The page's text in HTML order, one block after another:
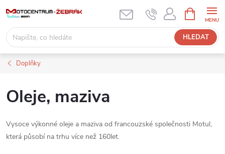
obsah
HLEDAT
NÁKUPNÍ
KOŠÍK
Doplňky
Oleje, maziva
Vysoce výkonné oleje a maziva od francouzské společnosti Motul,
která působí na trhu více než 160let.